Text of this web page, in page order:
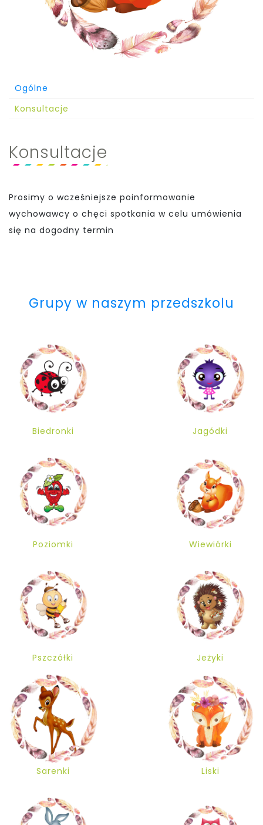
Ogólne
Konsultacje
Konsultacje
Prosimy o wcześniejsze poinformowanie
wychowawcy o chęci spotkania w celu umówienia
się na dogodny termin
Grupy w naszym przedszkolu
Biedronki Jagódki
Poziomki Wiewiórki
Pszczółki Jeżyki
Sarenki Liski